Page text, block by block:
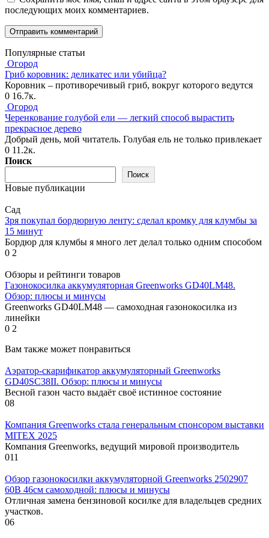
последующих моих комментариев.
Популярные статьи
Огород
Гриб коровник: деликатес или убийца?
Коровник – противоречивый гриб, вокруг которого ведутся
0 16.7к.
Огород
Черенкование голубой ели — легкий способ вырастить
прекрасное дерево
Добрый день, мой читатель. Голубая ель не только привлекает
0 11.2к.
Поиск
Поиск
Новые публикации
Сад
Зря покупал бордюрную ленту: сделал кромку для клумбы за
15 минут
Бордюр для клумбы я много лет делал только одним способом
0 2
Обзоры и рейтинги товаров
Газонокосилка аккумуляторная Greenworks GD40LM48.
Обзор: плюсы и минусы
Greenworks GD40LM48 — самоходная газонокосилка из
линейки
0 2
Вам также может понравиться
Аэратор-скарификатор аккумуляторный Greenworks
GD40SC38II. Обзор: плюсы и минусы
Весной газон часто выдаёт своё истинное состояние
08
Компания Greenworks стала генеральным спонсором выставки
MITEX 2025
Компания Greenworks, ведущий мировой производитель
011
Обзор газонокосилки аккумуляторной Greenworks 2502907
60В 46см самоходной: плюсы и минусы
Отличная замена бензиновой косилке для владельцев средних
участков.
06